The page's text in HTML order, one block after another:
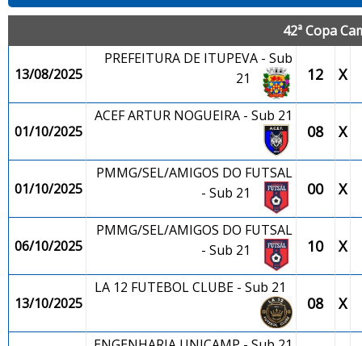
42ª Copa
13/08/2025
PREFEITURA DE ITUPEVA - Sub
21
12 X
01/10/2025
ACEF ARTUR NOGUEIRA - Sub 21
08 X
01/10/2025
PMMG/SEL/AMIGOS DO FUTSAL
- Sub 21
00 X
06/10/2025
PMMG/SEL/AMIGOS DO FUTSAL
- Sub 21
10 X
13/10/2025
LA 12 FUTEBOL CLUBE - Sub 21
08 X